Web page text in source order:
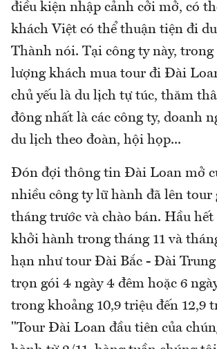
điều kiện nhập cảnh cởi mở, có
khách Việt có thể thuận tiện đi
Thành nói. Tại công ty này, trong
lượng khách mua tour đi Đài
chủ yếu là du lịch tự túc, thăm
đông nhất là các công ty, doanh
du lịch theo đoàn, hội họp...
Đón đợi thông tin Đài Loan mở
nhiều công ty lữ hành đã lên tour
tháng trước và chào bán. Hầu hết
khởi hành trong tháng 11 và
hạn như tour Đài Bắc - Đài Trung
trọn gói 4 ngày 4 đêm hoặc 6
trong khoảng 10,9 triệu đến 12,9
"Tour Đài Loan đầu tiên của